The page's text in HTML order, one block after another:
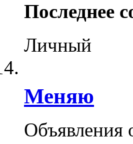
Последнее
Личный
Меняю
Объявления